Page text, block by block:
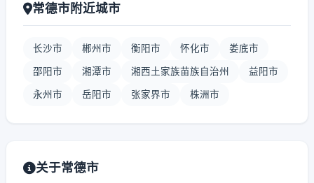
常德市附近城市
长沙市 郴州市 衡阳市 怀化市 娄底市
邵阳市 湘潭市 湘西土家族苗族自治州 益阳市
永州市 岳阳市 张家界市 株洲市
关于常德市